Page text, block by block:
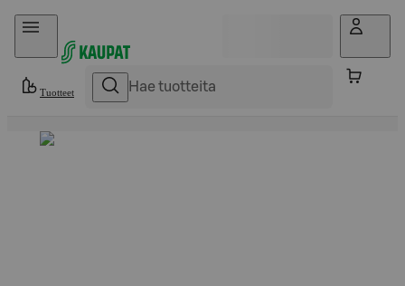
Hyppää sisältöön
Tuotteet